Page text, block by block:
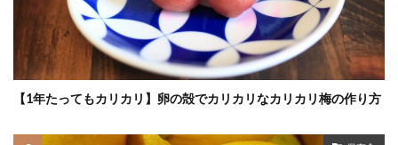
【1年たってもカリカリ】卵の殻でカリカリなカリカリ梅の作り方